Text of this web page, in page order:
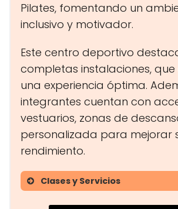
Pilates, fomentando un
inclusivo y motivador.
Este centro deportivo
completas instalaciones,
una experiencia óptima.
integrantes cuentan con
vestuarios, zonas de
personalizada para mejorar
rendimiento.
Clases y Servicios
Clases de yoga